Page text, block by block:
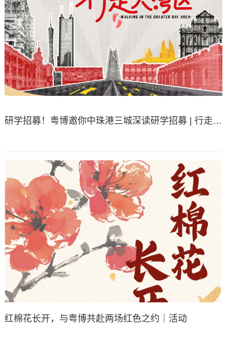
研学招募！粤博邀你中珠港三城深读研学招募 | 行走大湾区
红棉花长开，与粤博共赴两场红色之约｜活动